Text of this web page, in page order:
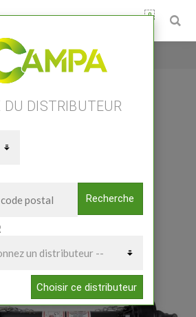
0
STANDARD GRAND ANGLE
GRAND ANGLE
DU DISTRIBUTEUR
Recherche
Choisir ce distributeur